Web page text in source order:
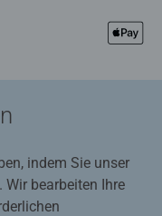
indem Sie unser
bearbeiten Ihre